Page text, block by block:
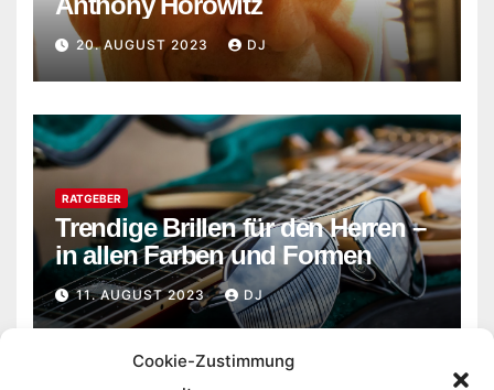
Cookie-Zustimmung
20. AUGUST 2023 DJ
RATGEBER
Trendige Brillen für den Herren –
in allen Farben und Formen
11. AUGUST 2023 DJ